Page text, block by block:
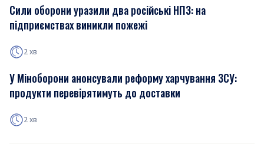
Сили оборони уразили два російські НПЗ: на
підприємствах виникли пожежі
2 хв
У Міноборони анонсували реформу харчування ЗСУ:
продукти перевірятимуть до доставки
2 хв